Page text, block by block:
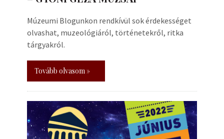
Múzeumi Blogunkon rendkívül sok érdekességet
olvashat, muzeológiáról, történetekről, ritka
tárgyakról.
Tovább olvasom »